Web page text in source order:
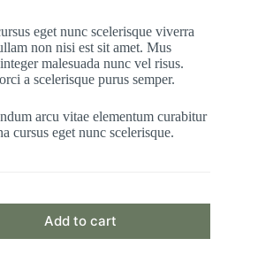
eget nunc scelerisque viverra
non nisi est sit amet. Mus
malesuada nunc vel risus.
a scelerisque purus semper.
arcu vitae elementum curabitur
cursus eget nunc scelerisque.
Add to cart